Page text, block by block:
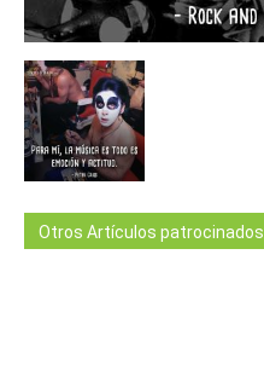
Otros Artículos patrocinados